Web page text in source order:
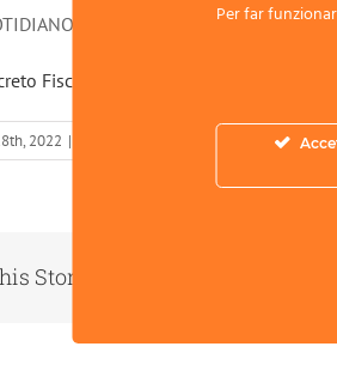
SICUREZZA
Fiscale, formazione sicurezza
2022 | 0 Commenti
Story, Choose Your Platform!
Per far